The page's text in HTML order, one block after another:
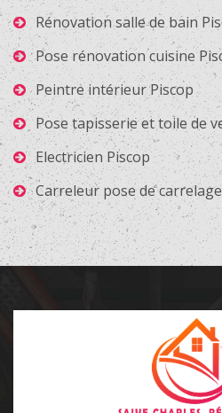
Rénovation salle de bain
Pose rénovation cuisine
Peintre intérieur Piscop
Pose tapisserie et toile de
Electricien Piscop
Carreleur pose de